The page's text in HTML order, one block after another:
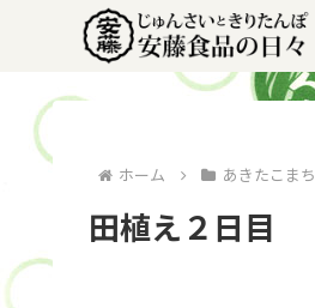
ホーム あきたこまち
田植え２日目